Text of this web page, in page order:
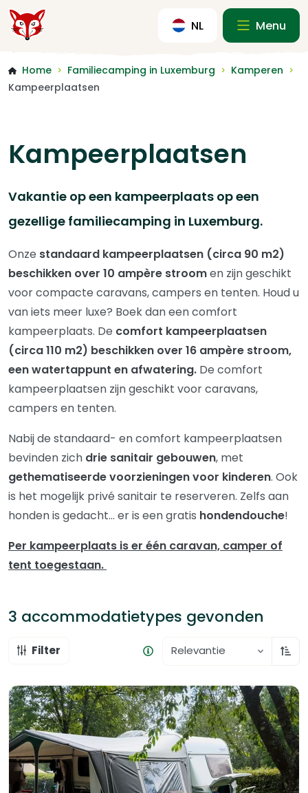
NL Menu
Home > Familiecamping in Luxemburg > Kamperen >
Kampeerplaatsen
Kampeerplaatsen
Vakantie op een kampeerplaats op een
gezellige familiecamping in Luxemburg.
Onze standaard kampeerplaatsen (circa 90 m2)
beschikken over 10 ampère stroomen zijn geschikt
voor compacte caravans, campers en tenten. Houd u
van iets meer luxe? Boek dan een comfort
kampeerplaats. De comfort kampeerplaatsen
(circa 110 m2) beschikken over 16 ampère stroom,
een watertappunt en afwatering. De comfort
kampeerplaatsen zijn geschikt voor caravans,
campers en tenten.
Nabij de standaard- en comfort kampeerplaatsen
bevinden zich drie sanitair gebouwen, met
gethematiseerde voorzieningen voor kinderen. Ook
is het mogelijk privé sanitair te reserveren. Zelfs aan
honden is gedacht... er is een gratis hondendouche!
Per kampeerplaats is er één caravan, camper of
tent toegestaan.
3 accommodatietypes gevonden
Filter Relevantie